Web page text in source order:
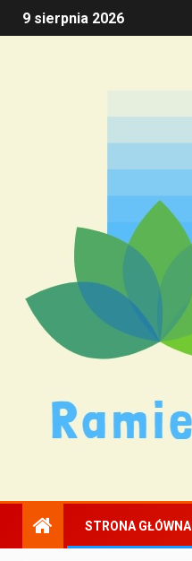
9 sierpnia 2026
STRONA GŁÓWNA